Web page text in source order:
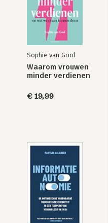
Sophie van Gool
Waarom vrouwen
minder verdienen
€ 19,99